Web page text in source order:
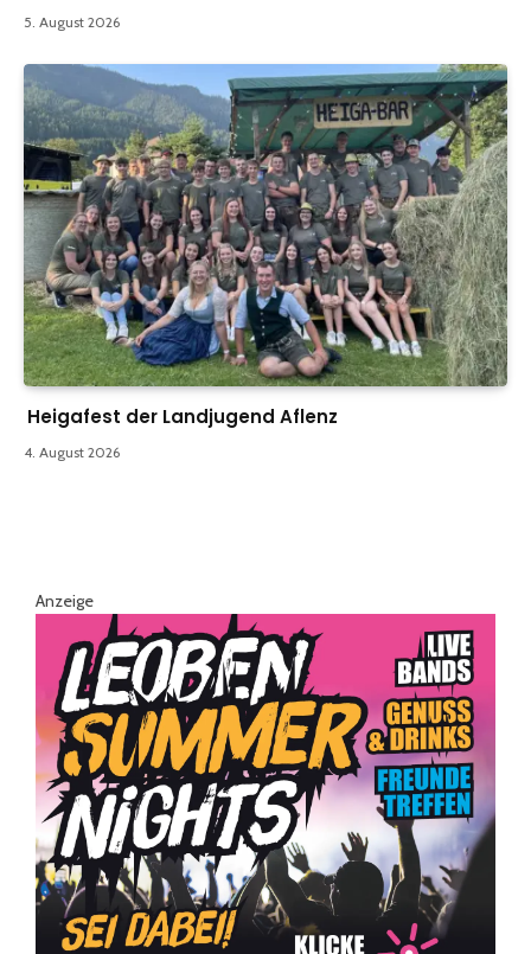
5. August 2026
Heigafest der Landjugend Aflenz
4. August 2026
Anzeige